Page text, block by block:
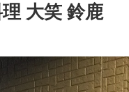
大笑 鈴鹿